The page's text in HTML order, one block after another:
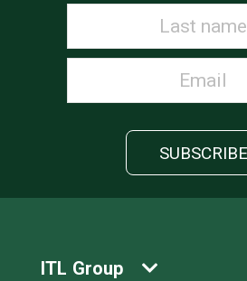
ITL Group